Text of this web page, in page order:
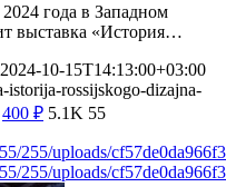
года в Западном
выставка «История…
2024-10-15T14:13:00+03:00
istorija-rossijskogo-dizajna-
400 ₽ 5.1K 55
255/uploads/
255/uploads/